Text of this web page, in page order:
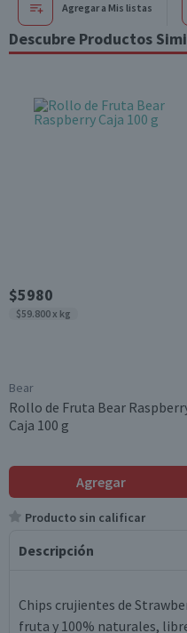
Agregar a Mis listas
Descubre Productos
$5980
$59.800 x kg
Bear
Rollo de Fruta Bear
Caja 100 g
Agregar
Producto sin calificar
Descripción
Chips crujientes de
fruta y 100% naturales,